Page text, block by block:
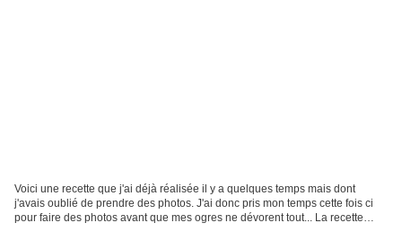
Voici une recette que j'ai déjà réalisée il y a quelques temps mais dont
j'avais oublié de prendre des photos. J'ai donc pris mon temps cette fois ci
pour faire des photos avant que mes ogres ne dévorent tout... La recette